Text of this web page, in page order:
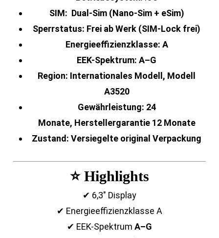
SIM: Dual-Sim (Nano-Sim + eSim)
Sperrstatus: Frei ab Werk (SIM-Lock frei)
Energieeffizienzklasse: A
EEK-Spektrum: A–G
Region: Internationales Modell, Modell
A3520
Gewährleistung: 24
Monate, Herstellergarantie 12 Monate
Zustand: Versiegelte original Verpackung
⭐ Highlights
✔ 6,3″ Display
✔ Energieeffizienzklasse A
✔ EEK-Spektrum A–G